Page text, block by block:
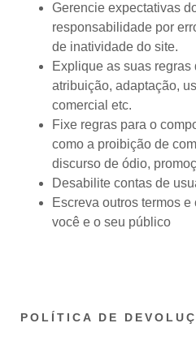
Gerencie expectativas
responsabilidade por
de inatividade do site.
Explique as suas
atribuição, adaptação,
comercial etc.
Fixe regras para o
como a proibição de
discurso de ódio,
Desabilite contas de
Escreva outros termos
você e o seu público
POLÍTICA DE